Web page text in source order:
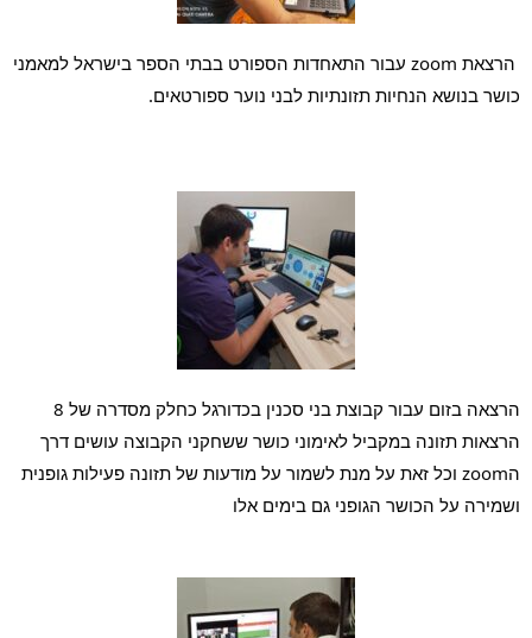
הרצאת zoom עבור התאחדות הספורט בבתי הספר בישראל למאמני
כושר בנושא הנחיות תזונתיות לבני נוער ספורטאים.
הרצאה בזום עבור קבוצת בני סכנין בכדורגל כחלק מסדרה של 8
הרצאות תזונה במקביל לאימוני כושר ששחקני הקבוצה עושים דרך
הzoom וכל זאת על מנת לשמור על מודעות של תזונה פעילות גופנית
ושמירה על הכושר הגופני גם בימים אלו